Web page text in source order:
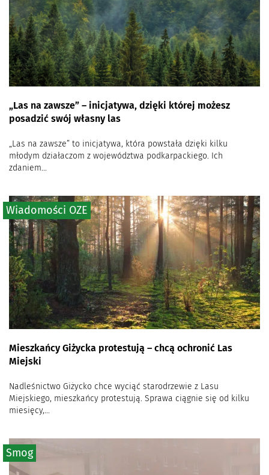
„Las na zawsze” – inicjatywa, dzięki której możesz
posadzić swój własny las
„Las na zawsze” to inicjatywa, która powstała dzięki kilku
młodym działaczom z województwa podkarpackiego. Ich
zdaniem...
Mieszkańcy Giżycka protestują – chcą ochronić Las
Miejski
Nadleśnictwo Giżycko chce wyciąć starodrzewie z Lasu
Miejskiego, mieszkańcy protestują. Sprawa ciągnie się od kilku
miesięcy,...
Wiadomości OZE
Smog